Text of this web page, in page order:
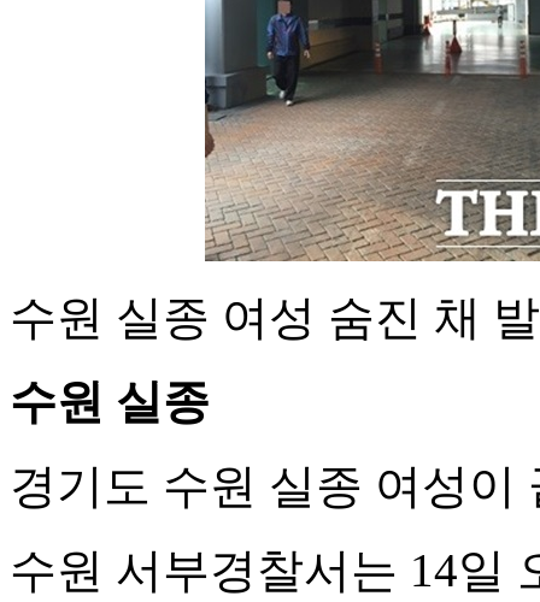
수원 실종 여성 숨진 채
수원 실종
경기도 수원 실종 여성이
수원 서부경찰서는 14일